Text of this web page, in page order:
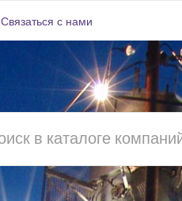
Связаться с нами